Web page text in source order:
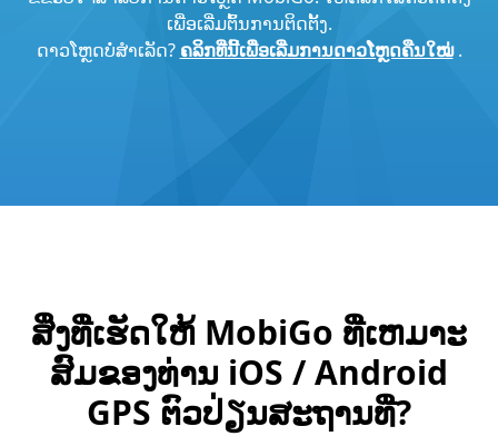
ເພື່ອເລີ່ມຕົ້ນການຕິດຕັ້ງ.
ດາວໂຫຼດບໍ່ສຳເລັດ? ຄລິກທີ່ນີ້ເພື່ອເລີ່ມການດາວໂຫຼດຄືນໃໝ່.
ສິ່ງທີ່ເຮັດໃຫ້ MobiGo ທີ່ເຫມາະ
ສົມຂອງທ່ານ iOS / Android
GPS ຕົວປ່ຽນສະຖານທີ່?